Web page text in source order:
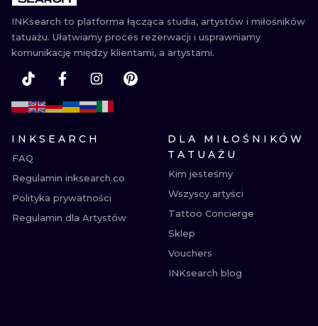
INKsearch to platforma łącząca studia, artystów i miłośników
tatuażu. Ułatwiamy proces rezerwacji i usprawniamy
komunikację między klientami, a artystami.
INKSEARCH
FAQ
Regulamin inksearch.co
Polityka prywatności
Regulamin dla Artystów
DLA MIŁOŚNIKÓW
TATUAŻU
Kim jesteśmy
Wszyscy artyści
Tattoo Concierge
Sklep
Vouchers
INKsearch blog